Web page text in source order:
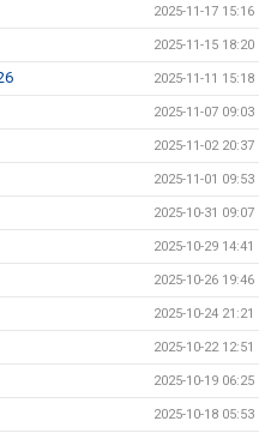
2025-11-17 15:16
2025-11-15 18:20
2025-11-11 15:18
2025-11-07 09:03
2025-11-02 20:37
2025-11-01 09:53
2025-10-31 09:07
2025-10-29 14:41
2025-10-26 19:46
2025-10-24 21:21
2025-10-22 12:51
2025-10-19 06:25
2025-10-18 05:53